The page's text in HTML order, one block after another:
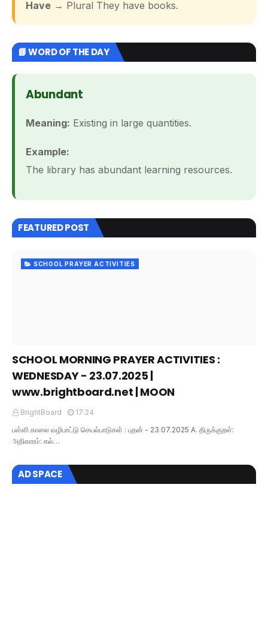
Have → Plural They have books.
📘 WORD OF THE DAY
Abundant
Meaning: Existing in large quantities.
Example:
The library has abundant learning resources.
FEATURED POST
SCHOOL PRAYER ACTIVITIES
SCHOOL MORNING PRAYER ACTIVITIES :
WEDNESDAY - 23.07.2025 |
www.brightboard.net | MOON
BrightBoard
17:24
பள்ளி காலை வழிபாட்டு செயல்பாடுகள் : புதன் - 23.07.2025 A. திருக்குறள்:
அதிகாரம்: கல்…
AD SPACE